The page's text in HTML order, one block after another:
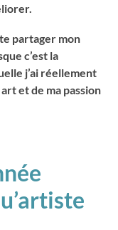
partager mon
c’est la
j’ai réellement
et de ma passion